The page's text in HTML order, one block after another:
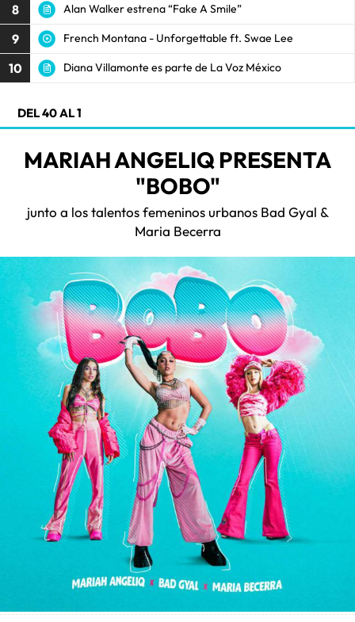
8 Alan Walker estrena “Fake A Smile”
9 French Montana - Unforgettable ft. Swae Lee
10 Diana Villamonte es parte de La Voz México
DEL 40 AL 1
MARIAH ANGELIQ PRESENTA
"BOBO"
junto a los talentos femeninos urbanos Bad Gyal &
Maria Becerra